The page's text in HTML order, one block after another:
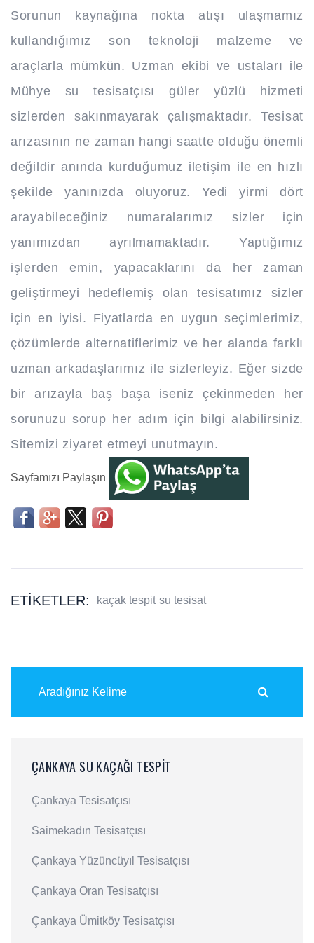
Sorunun kaynağına nokta atışı ulaşmamız
kullandığımız son teknoloji malzeme ve
araçlarla mümkün. Uzman ekibi ve ustaları ile
Mühye su tesisatçısı güler yüzlü hizmeti
sizlerden sakınmayarak çalışmaktadır. Tesisat
arızasının ne zaman hangi saatte olduğu önemli
değildir anında kurduğumuz iletişim ile en hızlı
şekilde yanınızda oluyoruz. Yedi yirmi dört
arayabileceğiniz numaralarımız sizler için
yanımızdan ayrılmamaktadır. Yaptığımız
işlerden emin, yapacaklarını da her zaman
geliştirmeyi hedeflemiş olan tesisatımız sizler
için en iyisi. Fiyatlarda en uygun seçimlerimiz,
çözümlerde alternatiflerimiz ve her alanda farklı
uzman arkadaşlarımız ile sizlerleyiz. Eğer sizde
bir arızayla baş başa iseniz çekinmeden her
sorunuzu sorup her adım için bilgi alabilirsiniz.
Sitemizi ziyaret etmeyi unutmayın.
Sayfamızı Paylaşın
ETIKETLER: kaçak tespit su tesisat
ÇANKAYA SU KAÇAĞI TESPIT
Çankaya Tesisatçısı
Saimekadın Tesisatçısı
Çankaya Yüzüncüyıl Tesisatçısı
Çankaya Oran Tesisatçısı
Çankaya Ümitköy Tesisatçısı